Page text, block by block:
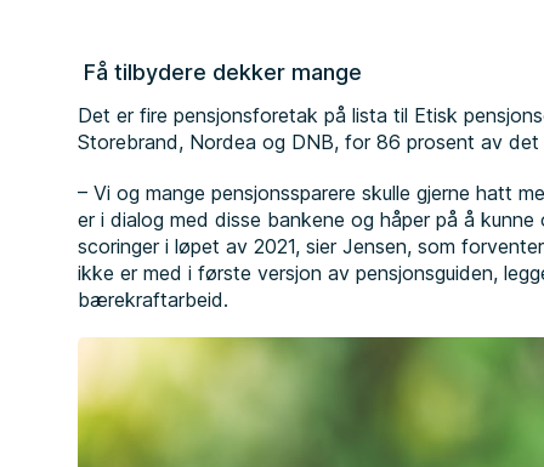
Få tilbydere dekker mange
Det er fire pensjonsforetak på lista til Etisk
Storebrand, Nordea og DNB, for 86 prosent av
– Vi og mange pensjonssparere skulle gjerne hatt
er i dialog med disse bankene og håper på å
scoringer i løpet av 2021, sier Jensen, som
ikke er med i første versjon av pensjonsguiden,
bærekraftarbeid.